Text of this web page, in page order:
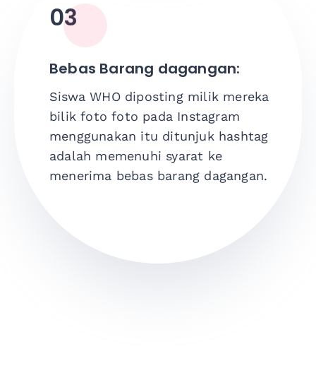
03
Bebas Barang dagangan:
Siswa WHO diposting milik mereka
bilik foto foto pada Instagram
menggunakan itu ditunjuk hashtag
adalah memenuhi syarat ke
menerima bebas barang dagangan.